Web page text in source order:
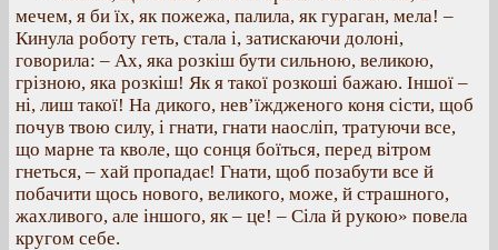
мечем, я би їх, як пожежа, палила, як гураган, мела! –
Кинула роботу геть, стала і, затискаючи долоні,
говорила: – Ах, яка розкіш бути сильною, великою,
грізною, яка розкіш! Як я такої розкоші бажаю. Іншої –
ні, лиш такої! На дикого, нев’їждженого коня сісти, щоб
почув твою силу, і гнати, гнати наосліп, тратуючи все,
що марне та кволе, що сонця боїться, перед вітром
гнеться, – хай пропадає! Гнати, щоб позабути все й
побачити щось нового, великого, може, й страшного,
жахливого, але іншого, як – це! – Сіла й рукою» повела
кругом себе.